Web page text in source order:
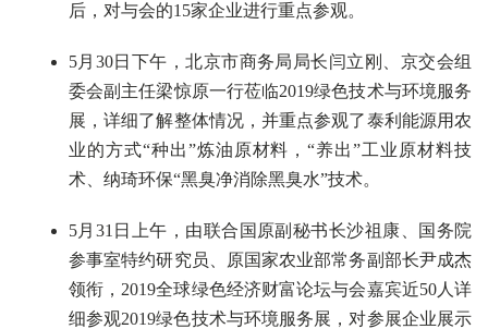
后，对与会的15家企业进行重点参观。
5月30日下午，北京市商务局局长闫立刚、京交会组
委会副主任梁惊原一行莅临2019绿色技术与环境服务
展，详细了解整体情况，并重点参观了泰利能源用农
业的方式“种出”炼油原材料，“养出”工业原材料技
术、纳琦环保“黑臭净消除黑臭水”技术。
5月31日上午，由联合国原副秘书长沙祖康、国务院
参事室特约研究员、原国家农业部常务副部长尹成杰
领衔，2019全球绿色经济财富论坛与会嘉宾近50人详
细参观2019绿色技术与环境服务展，对参展企业展示